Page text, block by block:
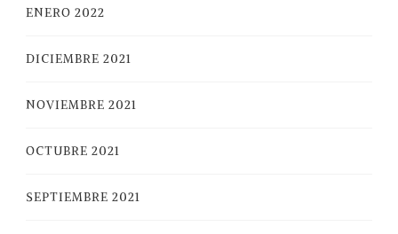
ENERO 2022
DICIEMBRE 2021
NOVIEMBRE 2021
OCTUBRE 2021
SEPTIEMBRE 2021